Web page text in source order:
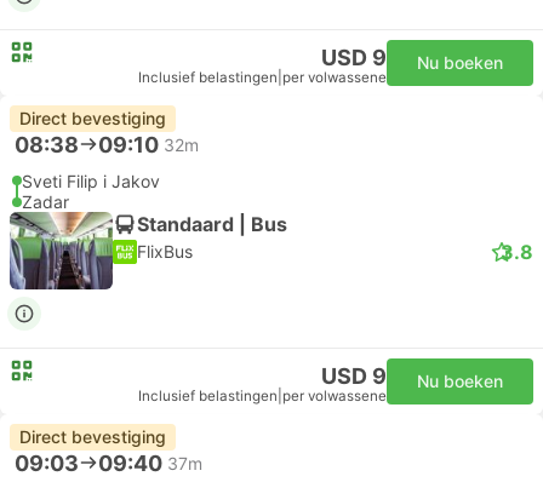
USD 9
Inclusief belastingen per volwassene
Nu boeken
Direct bevestiging
08:38 09:10 32m
Sveti Filip i Jakov
Zadar
Standaard | Bus
FlixBus 3.8
USD 9
Inclusief belastingen per volwassene
Nu boeken
Direct bevestiging
09:03 09:40 37m